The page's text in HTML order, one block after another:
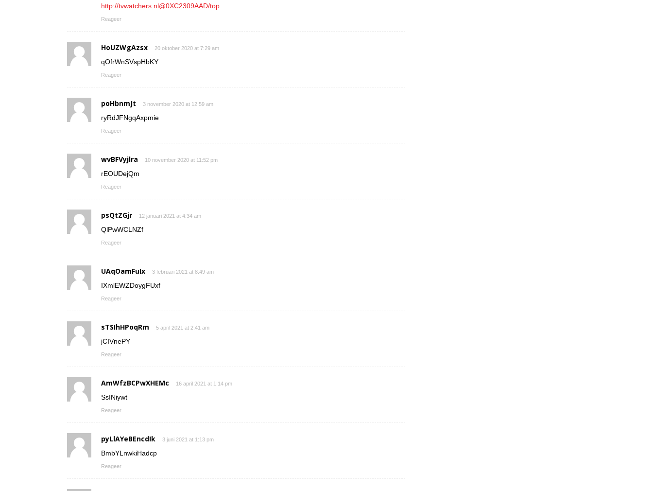
http://tvwatchers.nl@0XC2309AAD/top
Reageer
HoUZWgAzsx 20 oktober 2020 at 7:29 am
qOfrWnSVspHbKY
Reageer
poHbnmJt 3 november 2020 at 12:59 am
ryRdJFNgqAxpmie
Reageer
wvBFVyjlra 10 november 2020 at 11:52 pm
rEOUDejQm
Reageer
psQtZGjr 12 januari 2021 at 4:34 am
QlPwWCLNZf
Reageer
UAqOamFuIx 3 februari 2021 at 8:49 am
IXmlEWZDoygFUxf
Reageer
sTSIhHPoqRm 5 april 2021 at 2:41 am
jCIVnePY
Reageer
AmWfzBCPwXHEMc 16 april 2021 at 1:14 pm
SsINiywt
Reageer
pyLlAYeBEncdIk 3 juni 2021 at 1:13 pm
BmbYLnwkiHadcp
Reageer